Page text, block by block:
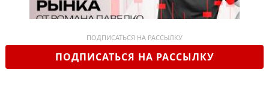
ПОДПИСАТЬСЯ НА РАССЫЛКУ
ПОДПИСАТЬСЯ НА РАССЫЛКУ